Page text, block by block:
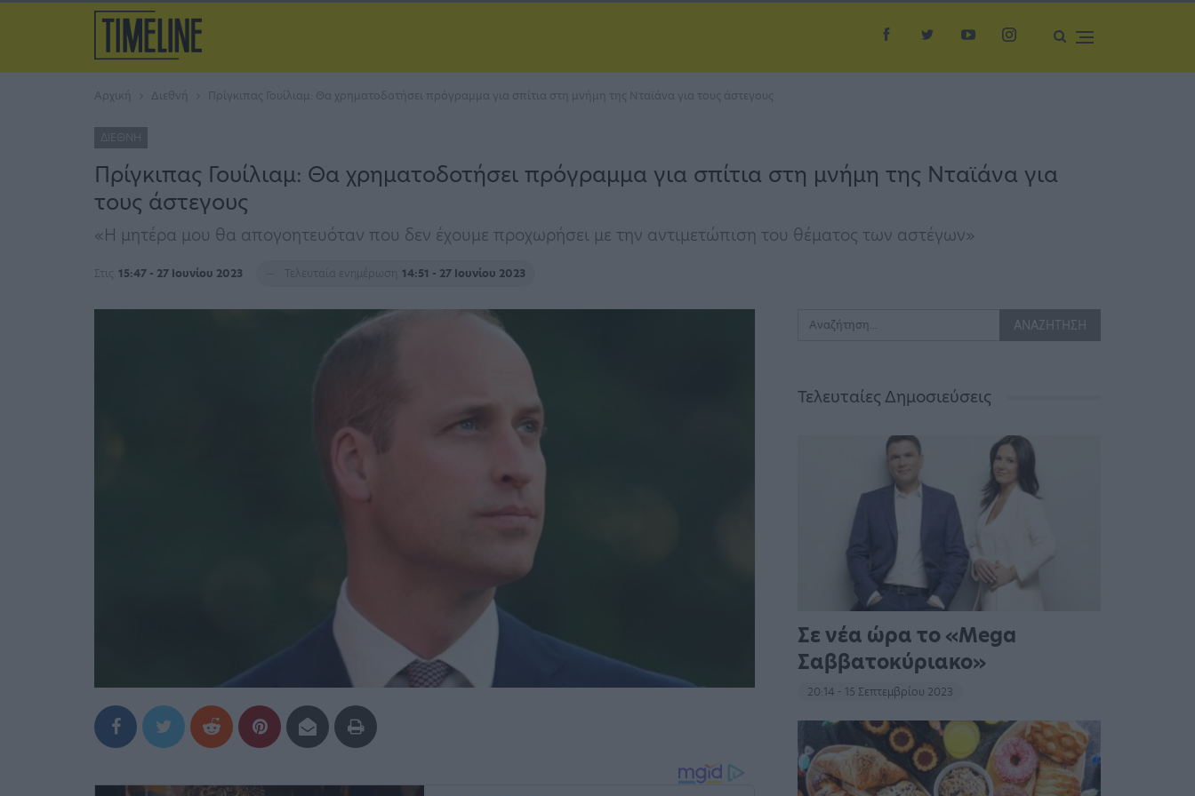
Αρχική Διεθνή Πρίγκιπας Γουίλιαμ: Θα χρηματοδοτήσει πρόγραμμα για σπίτια στη μνήμη της Νταϊάνα για τους άστεγους
ΔΙΕΘΝΉ
Πρίγκιπας Γουίλιαμ: Θα χρηματοδοτήσει πρόγραμμα για σπίτια στη μνήμη της Νταϊάνα για
τους άστεγους
«Η μητέρα μου θα απογοητευόταν που δεν έχουμε προχωρήσει με την αντιμετώπιση του θέματος των αστέγων»
Στις 15:47 - 27 Ιουνίου 2023 Τελευταία ενημέρωση 14:51 - 27 Ιουνίου 2023
Τελευταίες Δημοσιεύσεις
Σε νέα ώρα το «Mega
Σαββατοκύριακο»
20:14 - 15 Σεπτεμβρίου 2023